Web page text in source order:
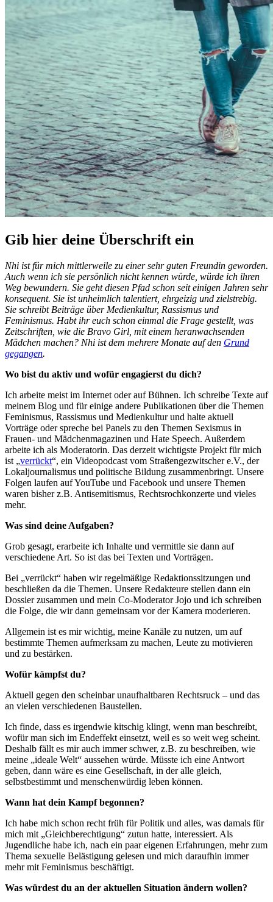
Gib hier deine Überschrift ein
Nhi ist für mich mittlerweile zu einer sehr guten Freundin geworden.
Auch wenn ich sie persönlich nicht kennen würde, würde ich ihren
Weg bewundern. Sie geht diesen Pfad schon seit einigen Jahren sehr
konsequent. Sie ist unheimlich talentiert, ehrgeizig und zielstrebig.
Sie schreibt Beiträge über Medienkultur, Rassismus und
Feminismus. Habt ihr euch schon einmal die Frage gestellt, was
Zeitschriften, wie die Bravo Girl, mit einem heranwachsenden
Mädchen machen? Nhi ist dem mehrere Monate auf den Grund
gegangen.
Wo bist du aktiv und wofür engagierst du dich?
Ich arbeite meist im Internet oder auf Bühnen. Ich schreibe Texte auf
meinem Blog und für einige andere Publikationen über die Themen
Feminismus, Rassismus und Medienkultur und halte aktuell
Vorträge oder spreche bei Panels zu den Themen Sexismus in
Frauen- und Mädchenmagazinen und Hate Speech. Außerdem
arbeite ich als Moderatorin. Das derzeit wichtigste Projekt für mich
ist „verrückt“, ein Videopodcast vom Straßengezwitscher e.V., der
Lokaljournalismus und politische Bildung zusammenbringt. Unsere
Folgen laufen auf YouTube und Facebook und unsere Themen
waren bisher z.B. Antisemitismus, Rechtsrochkonzerte und vieles
mehr.
Was sind deine Aufgaben?
Grob gesagt, erarbeite ich Inhalte und vermittle sie dann auf
verschiedene Art. So ist das bei Texten und Vorträgen.
Bei „verrückt“ haben wir regelmäßige Redaktionssitzungen und
beschließen da die Themen. Unsere Redakteure stellen dann ein
Dossier zusammen und mein Co-Moderator Jojo und ich schreiben
die Folge, die wir dann gemeinsam vor der Kamera moderieren.
Allgemein ist es mir wichtig, meine Kanäle zu nutzen, um auf
bestimmte Themen aufmerksam zu machen, Leute zu motivieren
und zu bestärken.
Wofür kämpfst du?
Aktuell gegen den scheinbar unaufhaltbaren Rechtsruck – und das
an vielen verschiedenen Baustellen.
Ich finde, dass es irgendwie kitschig klingt, wenn man beschreibt,
wofür man sich im Endeffekt einsetzt, weil es so weit weg scheint.
Deshalb fällt es mir auch immer schwer, z.B. zu beschreiben, wie
meine „ideale Welt“ aussehen würde. Müsste ich eine Antwort
geben, dann wäre es eine Gesellschaft, in der alle gleich,
selbstbestimmt und menschenwürdig leben können.
Wann hat dein Kampf begonnen?
Ich habe mich schon recht früh für Politik und alles, was damals für
mich mit „Gleichberechtigung“ zutun hatte, interessiert. Als
Jugendliche habe ich, nach ein paar eigenen Erfahrungen, mehr zum
Thema sexuelle Belästigung gelesen und mich daraufhin immer
mehr mit Feminismus beschäftigt.
Was würdest du an der aktuellen Situation ändern wollen?